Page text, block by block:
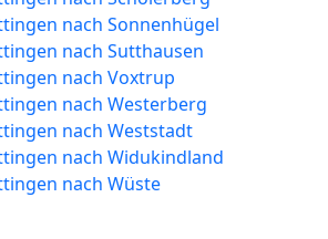
nach Sonnenhügel
nach Sutthausen
nach Voxtrup
nach Westerberg
nach Weststadt
nach Widukindland
nach Wüste